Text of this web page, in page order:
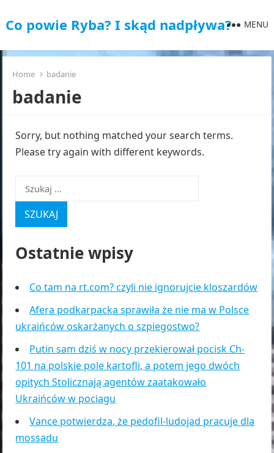
Co powie Ryba? I skąd nadpływa? MENU
Home badanie
badanie
Sorry, but nothing matched your search terms.
Please try again with different keywords.
Szukaj:
Ostatnie wpisy
Co tam na rt.com? czyli nie ignorujcie kloszardów
Afera podkarpacka sprawiła że nie ma w Polsce
ukraińców oskarżanych o szpiegostwo?
Putin sam dziś w nocy przekierował pocisk Ch-
101 na polskie pole kartofli, a potem jego dwóch
opitych Stolicznają agentów zaatakowało
Ukraińców w pociagu
Vance potwierdza, że pedofil-ludojad pracuje dla
mossadu